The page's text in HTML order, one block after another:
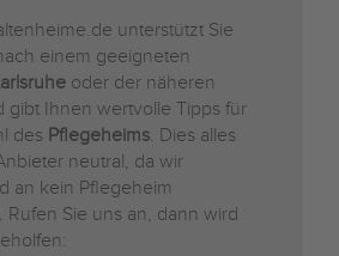
unterstützt Sie
einem geeigneten
oder der näheren
gibt Ihnen wertvolle Tipps für
des Pflegeheims. Dies alles
neutral, da wir
an kein Pflegeheim
Sie uns an, dann wird